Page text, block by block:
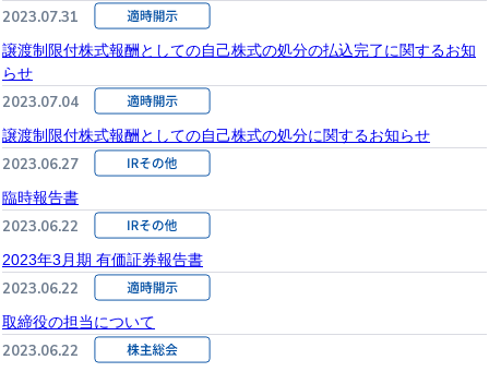
2023.07.31
譲渡制限付株式報酬としての自己株式の処分の払込完了に関するお知
らせ
2023.07.04
譲渡制限付株式報酬としての自己株式の処分に関するお知らせ
2023.06.27
臨時報告書
2023.06.22
2023年3月期 有価証券報告書
2023.06.22
取締役の担当について
2023.06.22